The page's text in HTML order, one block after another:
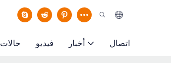
حالات فيديو أخبار اتصال